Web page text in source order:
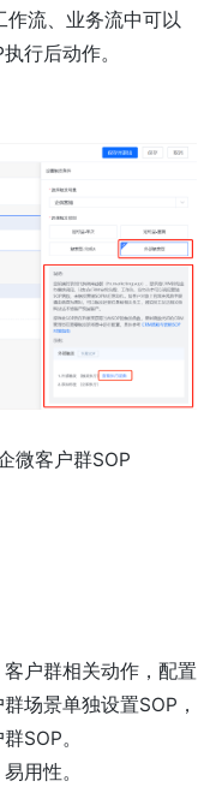
作流、业务流中可以
行后动作。
微客户群SOP
户群相关动作，配置
场景单独设置SOP，
SOP。
用性。